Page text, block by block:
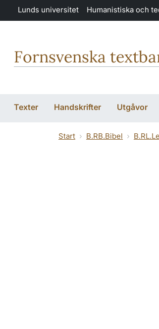
Hoppa till huvudinnehåll
Lunds universitet Humanistiska och
Fornsvenska
Texter Handskrifter Utgåvor
Start B.RB.Bibel